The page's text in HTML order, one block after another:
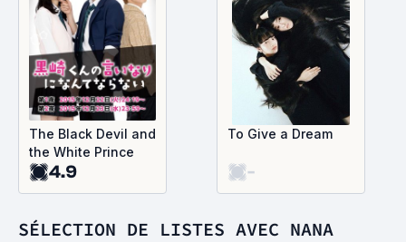
The Black Devil and
the White Prince
4.9
To Give a Dream
-
SÉLECTION DE LISTES AVEC NANA